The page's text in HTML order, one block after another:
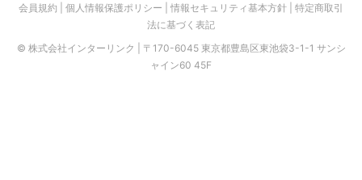
会員規約 個人情報保護ポリシー 情報セキュリティ基本方針
特定商取引
法に基づく表記
© 株式会社インターリンク | 〒170-6045 東京都豊島区東池袋3-1-1 サンシ
ャイン60 45F